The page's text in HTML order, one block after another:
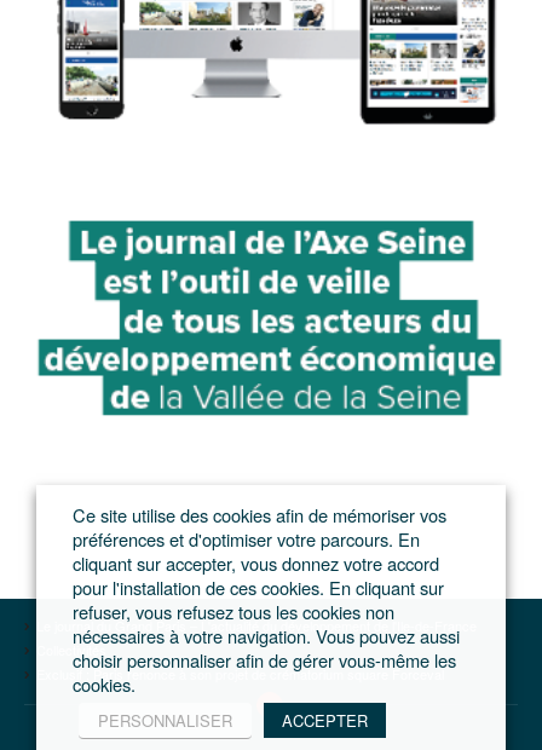
Le journal du Grand Paris – L'actualité du développement de l'Ile-de-France
Collectivités
Exclusif : Paris renonce à son projet de crématorium square Forceval
Ce site utilise des cookies afin de mémoriser vos
préférences et d'optimiser votre parcours. En
cliquant sur accepter, vous donnez votre accord
pour l'installation de ces cookies. En cliquant sur
refuser, vous refusez tous les cookies non
nécessaires à votre navigation. Vous pouvez aussi
choisir personnaliser afin de gérer vous-même les
cookies.
PERSONNALISER ACCEPTER